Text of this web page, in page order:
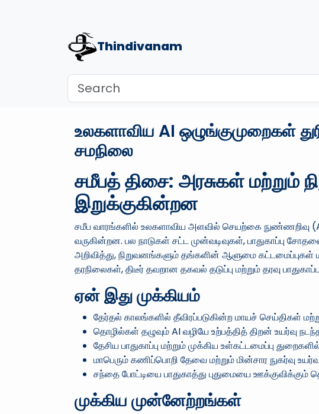
Thindivanam
உலகளாவிய AI ஒழுங்குமுறைகள்
சமநிலை
சமீபத் திசை: அரசுகள் மற்றும்
இறுக்குகின்றன
சமீப வாரங்களில் உலகளாவிய அளவில் செயற்கை நுண்ணறிவு
வருகின்றன. பல நாடுகள் சட்ட முன்வடிவுகள், பாதுகாப்பு
அறிவித்து, நிறுவனங்களும் தங்களின் ஆளுமை கட்டமைப்புகள்
தரநிலைகள், திடீர் தவறான தகவல் தடுப்பு மற்றும் தரவு
ஏன் இது முக்கியம்
தேர்தல் காலங்களில் தீவிரப்படுகின்ற மாயச் செய்திகள்
தொழில்கள் தழுவும் AI வழியே உற்பத்தித் திறன் உயர்வு
தேசிய பாதுகாப்பு மற்றும் முக்கிய உள்கட்டமைப்பு
மாபெரும் கணிப்பொறி தேவை மற்றும் மின்சார நுகர்வு
சந்தை போட்டியை பாதுகாத்து புதுமையை ஊக்குவிக்கும்
முக்கிய முன்னேற்றங்கள்